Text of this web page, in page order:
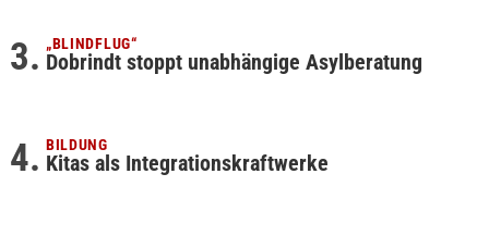
„BLINDFLUG“
Dobrindt stoppt unabhängige Asylberatung
BILDUNG
Kitas als Integrationskraftwerke